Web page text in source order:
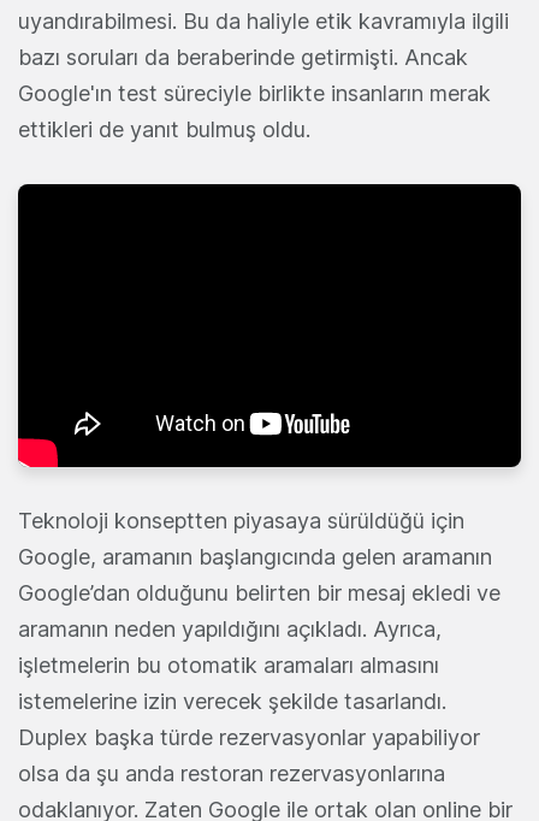
uyandırabilmesi. Bu da haliyle etik kavramıyla ilgili
bazı soruları da beraberinde getirmişti. Ancak
Google'ın test süreciyle birlikte insanların merak
ettikleri de yanıt bulmuş oldu.
Teknoloji konseptten piyasaya sürüldüğü için
Google, aramanın başlangıcında gelen aramanın
Google’dan olduğunu belirten bir mesaj ekledi ve
aramanın neden yapıldığını açıkladı. Ayrıca,
işletmelerin bu otomatik aramaları almasını
istemelerine izin verecek şekilde tasarlandı.
Duplex başka türde rezervasyonlar yapabiliyor
olsa da şu anda restoran rezervasyonlarına
odaklanıyor. Zaten Google ile ortak olan online bir